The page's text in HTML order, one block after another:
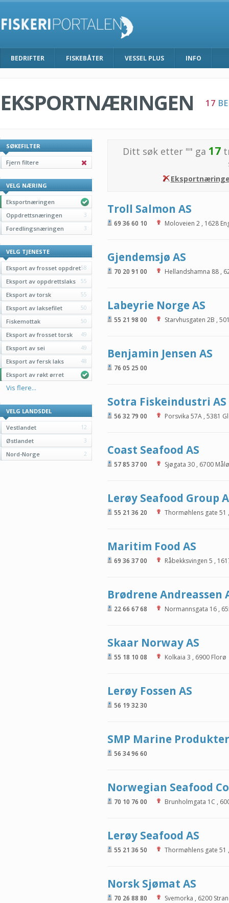
BEDRIFTER FISKEBÅTER VESSEL PLUS INFO
EKSPORTNÆRINGEN 17
SØKEFILTER
Fjern filtere
VELG NÆRING
Eksportnæringen
Oppdrettsnæringen
3
Foredlingsnæringen 3
VELG TJENESTE
Eksport av frosset oppdret58
Eksport av oppdrettslaks 55
Eksport av torsk 55
Eksport av laksefilet 50
Fiskemottak 50
Eksport av frosset torsk 49
Eksport av sei 49
Eksport av fersk laks 48
Eksport av røkt ørret
Vis flere...
VELG LANDSDEL
Vestlandet 12
Østlandet 3
Nord-Norge 2
Ditt søk etter "" ga 17
Troll Salmon AS
69 36 60 10 Moloveien 2 , 1628
Gjendemsjø AS
70 20 91 00 Hellandshamna 88 ,
Labeyrie Norge AS
55 21 98 00 Starvhusgaten 2B ,
Benjamin Jensen AS
76 05 25 00
Sotra Fiskeindustri AS
56 32 79 00 Porsvika 57A , 5381
Coast Seafood AS
57 85 37 00 Sjøgata 30 , 6700
Lerøy Seafood Group
55 21 36 20 Thormøhlens gate 51
Maritim Food AS
69 36 37 00 Råbekksvingen 5 ,
Brødrene Andreassen
22 66 67 68 Normannsgata 16 ,
Skaar Norway AS
55 18 10 08 Kolkaia 3 , 6900 Florø
Lerøy Fossen AS
56 19 32 30
SMP Marine
56 34 96 60
Norwegian Seafood
70 10 76 00 Brunholmgata 1C ,
Lerøy Seafood AS
55 21 36 50 Thormøhlens gate 51
Norsk Sjømat AS
70 26 88 80 Svemorka , 6200